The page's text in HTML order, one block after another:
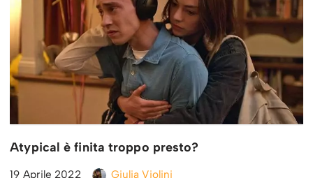
Atypical è finita troppo presto?
19 Aprile 2022 Giulia Violini